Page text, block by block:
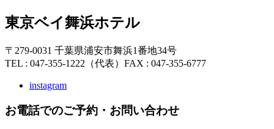
東京ベイ舞浜ホテル
〒279-0031 千葉県浦安市舞浜1番地34号
TEL : 047-355-1222（代表） FAX : 047-355-6777
instagram
お電話でのご予約・お問い合わせ